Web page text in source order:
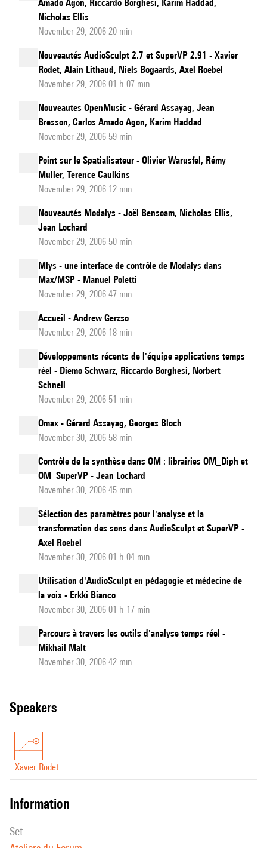
Amado Agon, Riccardo Borghesi, Karim Haddad,
Nicholas Ellis
November 29, 2006 20 min
Nouveautés AudioSculpt 2.7 et SuperVP 2.91 - Xavier
Rodet, Alain Lithaud, Niels Bogaards, Axel Roebel
November 29, 2006 01 h 07 min
Nouveautes OpenMusic - Gérard Assayag, Jean
Bresson, Carlos Amado Agon, Karim Haddad
November 29, 2006 59 min
Point sur le Spatialisateur - Olivier Warusfel, Rémy
Muller, Terence Caulkins
November 29, 2006 12 min
Nouveautés Modalys - Joël Bensoam, Nicholas Ellis,
Jean Lochard
November 29, 2006 50 min
Mlys - une interface de contrôle de Modalys dans
Max/MSP - Manuel Poletti
November 29, 2006 47 min
Accueil - Andrew Gerzso
November 29, 2006 18 min
Développements récents de l'équipe applications temps
réel - Diemo Schwarz, Riccardo Borghesi, Norbert
Schnell
November 29, 2006 51 min
Omax - Gérard Assayag, Georges Bloch
November 30, 2006 58 min
Contrôle de la synthèse dans OM : librairies OM_Diph et
OM_SuperVP - Jean Lochard
November 30, 2006 45 min
Sélection des paramètres pour l'analyse et la
transformation des sons dans AudioSculpt et SuperVP -
Axel Roebel
November 30, 2006 01 h 04 min
Utilisation d'AudioSculpt en pédagogie et médecine de
la voix - Erkki Bianco
November 30, 2006 01 h 17 min
Parcours à travers les outils d'analyse temps réel -
Mikhail Malt
November 30, 2006 42 min
speakers
Xavier Rodet
information
set